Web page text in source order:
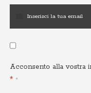
Acconsento alla vostra